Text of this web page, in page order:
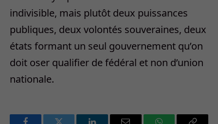
indivisible, mais plutôt deux puissances
publiques, deux volontés souveraines, deux
états formant un seul gouvernement qu’on
doit oser qualifier de fédéral et non d’union
nationale.